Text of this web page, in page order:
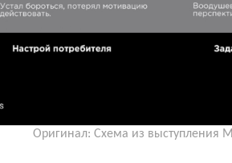
Оригинал: Схема из выступления